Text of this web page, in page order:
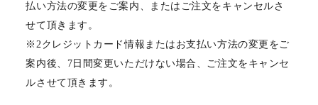
払い方法の変更をご案内、またはご注文をキャンセルさ
せて頂きます。
※2クレジットカード情報またはお支払い方法の変更をご
案内後、7日間変更いただけない場合、ご注文をキャンセ
ルさせて頂きます。